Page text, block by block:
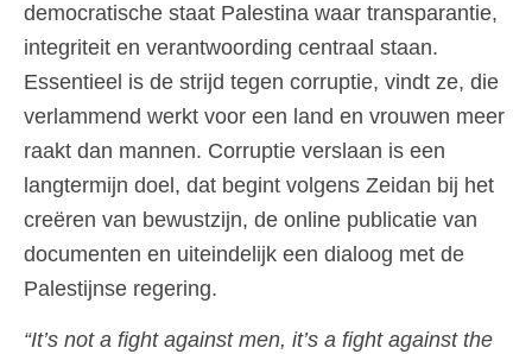
democratische staat Palestina waar transparantie,
integriteit en verantwoording centraal staan.
Essentieel is de strijd tegen corruptie, vindt ze, die
verlammend werkt voor een land en vrouwen meer
raakt dan mannen. Corruptie verslaan is een
langtermijn doel, dat begint volgens Zeidan bij het
creëren van bewustzijn, de online publicatie van
documenten en uiteindelijk een dialoog met de
Palestijnse regering.
“It’s not a fight against men, it’s a fight against the